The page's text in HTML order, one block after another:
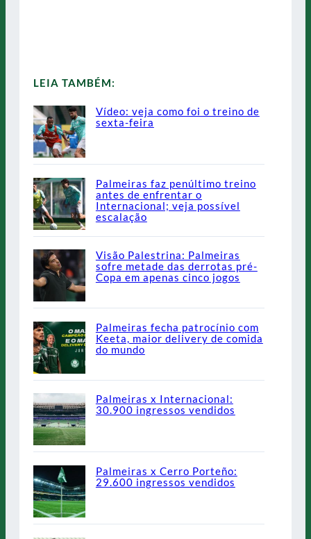
LEIA TAMBÉM:
Vídeo: veja como foi o treino de
sexta-feira
Palmeiras faz penúltimo treino
antes de enfrentar o
Internacional; veja possível
escalação
Visão Palestrina: Palmeiras
sofre metade das derrotas pré-
Copa em apenas cinco jogos
Palmeiras fecha patrocínio com
Keeta, maior delivery de comida
do mundo
Palmeiras x Internacional:
30.900 ingressos vendidos
Palmeiras x Cerro Porteño:
29.600 ingressos vendidos